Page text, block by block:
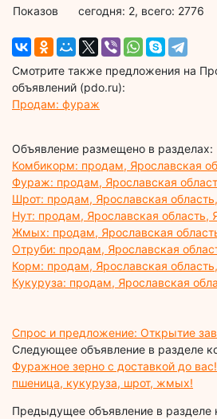
Показов
cегодня: 2, всего: 2776
Смотрите также предложения на
объявлений (pdo.ru):
Продам: фураж
Объявление размещено в разделах:
Комбикорм: продам, Ярославская
Фураж: продам, Ярославская
Шрот: продам, Ярославская
Нут: продам, Ярославская область,
Жмых: продам, Ярославская
Отруби: продам, Ярославская
Корм: продам, Ярославская
Кукуруза: продам, Ярославская
Спрос и предложение: Открытие
Следующее объявление в разделе
Фуражное зерно с доставкой до
пшеница, кукуруза, шрот, жмых!
Предыдущее объявление в разделе